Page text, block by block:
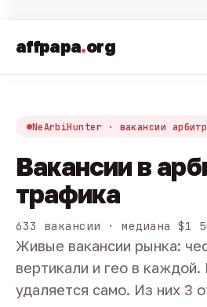
affpapa.org
NeArbiHunter · вакансии
Вакансии в
трафика
633 вакансии · медиана $1
Живые вакансии рынка:
вертикали и гео в
удаляется само. Из них 3